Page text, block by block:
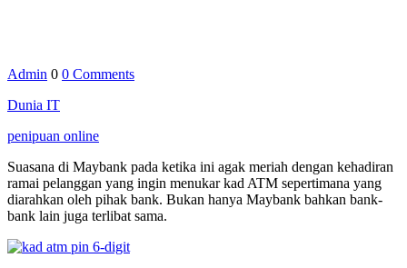
Admin 0 0 Comments
Dunia IT
penipuan online
Suasana di Maybank pada ketika ini agak meriah dengan kehadiran
ramai pelanggan yang ingin menukar kad ATM sepertimana yang
diarahkan oleh pihak bank. Bukan hanya Maybank bahkan bank-
bank lain juga terlibat sama.